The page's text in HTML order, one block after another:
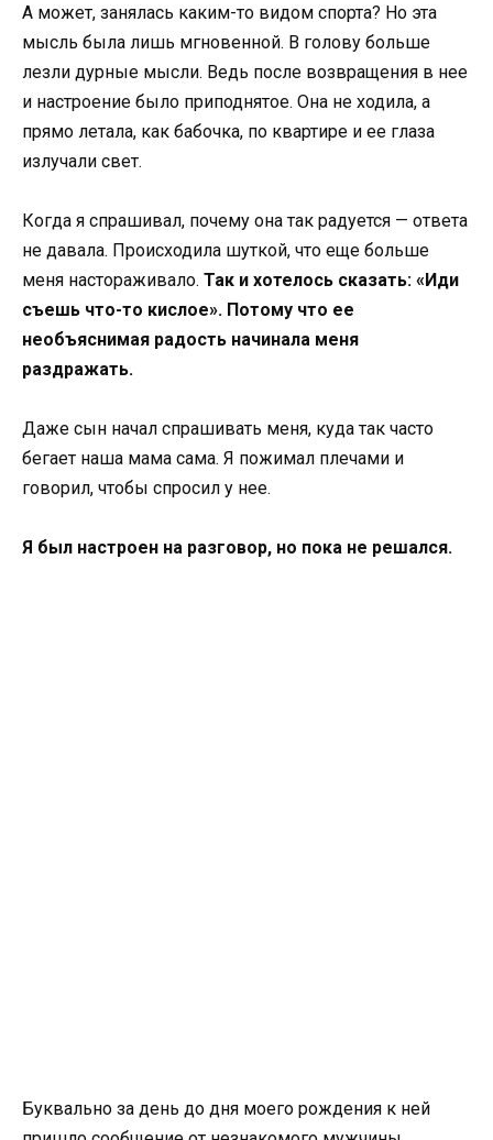
А может, занялась каким-то видом спорта? Но эта
мысль была лишь мгновенной. В голову больше
лезли дурные мысли. Ведь после возвращения в нее
и настроение было приподнятое. Она не ходила, а
прямо летала, как бабочка, по квартире и ее глаза
излучали свет.
Когда я спрашивал, почему она так радуется — ответа
не давала. Происходила шуткой, что еще больше
меня настораживало. Так и хотелось сказать: «Иди
съешь что-то кислое». Потому что ее
необъяснимая радость начинала меня
раздражать.
Даже сын начал спрашивать меня, куда так часто
бегает наша мама сама. Я пожимал плечами и
говорил, чтобы спросил у нее.
Я был настроен на разговор, но пока не решался.
Буквально за день до дня моего рождения к ней